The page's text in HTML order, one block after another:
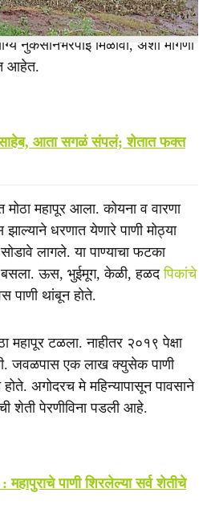
स्तरावर नुकसानीचे त्वरित
नुकसानभरपाई मिळावी, अशी मागणी
आहेत.
आता सगळं संपलं; शेतात फक्त
मोठा महापूर आला. कोयना व वारणा
झाल्याने धरणात येणारे पाणी मोठ्या
लागले. या पाण्याचा फटका
बसला. ऊस, भुईमूग, केळी, हळदपिकांचे
पाणी थांबून होते.
महापूर टळला. नाहीतर २०१९ पेक्षा
जवळपास एक लाख क्युसेक पाणी
अगोदरच मे महिन्यापासून पावसाने
शेती पेरणीविना पडली आहे.
पाणी शिरलेल्या सर्व शेतीचे